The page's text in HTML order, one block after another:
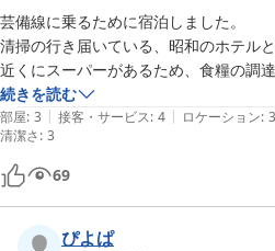
芸備線に乗るために宿泊しました。
清掃の行き届いている、昭和のホテルと
近くにスーパーがあるため、食糧の調
部屋の空調は館内で暖房になっている
ごしにくかったです。
お風呂が狭く、シャワーを浴びるにも苦
(シャワーの温度調整も難しい・・・)
続きを読む
部屋: 3 | 接客・サービス: 4 | ロケーション: 3
清潔さ: 3
69
ぴよぱ